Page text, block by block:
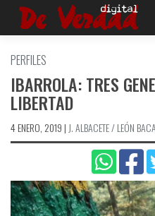
Saltar
PERFILES
IBARROLA: TRES
LIBERTAD
4 ENERO, 2019 | J. ALBACETE / LEÓN